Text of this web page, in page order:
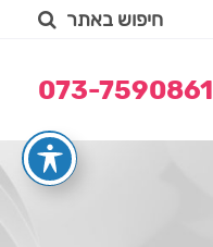
חיפוש באתר
073-7590861